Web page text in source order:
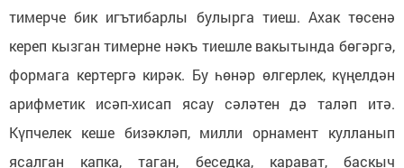
тимерче бик игътибарлы булырга тиеш. Ахак төсенә
кереп кызган тимерне нәкъ тиешле вакытында бөгәргә,
формага кертергә кирәк. Бу һөнәр өлгерлек, күңелдән
арифметик исәп-хисап ясау сәләтен дә таләп итә.
Күпчелек кеше бизәкләп, милли орнамент кулланып
ясалган капка, таган, беседка, карават, баскыч